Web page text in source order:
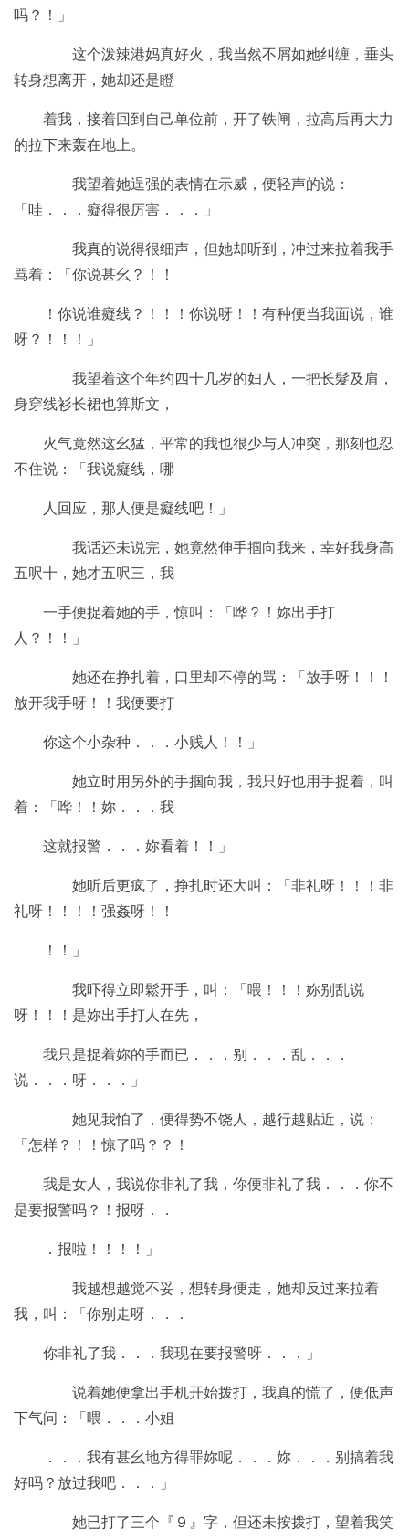
吗？！」
这个泼辣港妈真好火，我当然不屑如她纠缠，垂头
转身想离开，她却还是瞪
着我，接着回到自己单位前，开了铁闸，拉高后再大力
的拉下来轰在地上。
我望着她逞强的表情在示威，便轻声的说：
「哇．．．癡得很厉害．．．」
我真的说得很细声，但她却听到，冲过来拉着我手
骂着：「你说甚幺？！！
！你说谁癡线？！！！你说呀！！有种便当我面说，谁
呀？！！！」
我望着这个年约四十几岁的妇人，一把长髮及肩，
身穿线衫长裙也算斯文，
火气竟然这幺猛，平常的我也很少与人冲突，那刻也忍
不住说：「我说癡线，哪
人回应，那人便是癡线吧！」
我话还未说完，她竟然伸手掴向我来，幸好我身高
五呎十，她才五呎三，我
一手便捉着她的手，惊叫：「哗？！妳出手打
人？！！」
她还在挣扎着，口里却不停的骂：「放手呀！！！
放开我手呀！！我便要打
你这个小杂种．．．小贱人！！」
她立时用另外的手掴向我，我只好也用手捉着，叫
着：「哗！！妳．．．我
这就报警．．．妳看着！！」
她听后更疯了，挣扎时还大叫：「非礼呀！！！非
礼呀！！！！强姦呀！！
！！」
我吓得立即鬆开手，叫：「喂！！！妳别乱说
呀！！！是妳出手打人在先，
我只是捉着妳的手而已．．．别．．．乱．．．
说．．．呀．．．」
她见我怕了，便得势不饶人，越行越贴近，说：
「怎样？！！惊了吗？？！
我是女人，我说你非礼了我，你便非礼了我．．．你不
是要报警吗？！报呀．．
．报啦！！！！」
我越想越觉不妥，想转身便走，她却反过来拉着
我，叫：「你别走呀．．．
你非礼了我．．．我现在要报警呀．．．」
说着她便拿出手机开始拨打，我真的慌了，便低声
下气问：「喂．．．小姐
．．．我有甚幺地方得罪妳呢．．．妳．．．别搞着我
好吗？放过我吧．．．」
她已打了三个『９』字，但还未按拨打，望着我笑